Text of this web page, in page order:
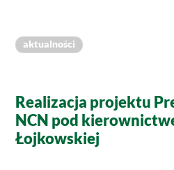
aktualności
Realizacja projektu
NCN pod
Łojkowskiej